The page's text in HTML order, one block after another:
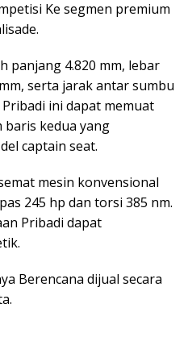
Ke segmen premium
panjang 4.820 mm, lebar
serta jarak antar sumbu
ini dapat memuat
baris kedua yang
captain seat.
mesin konvensional
245 hp dan torsi 385 nm.
Pribadi dapat
Berencana dijual secara